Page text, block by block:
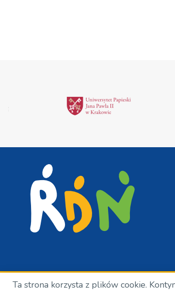
Copyright © Wszelkie prawa zastrzeżone.
Ta strona korzysta z plików cookie.